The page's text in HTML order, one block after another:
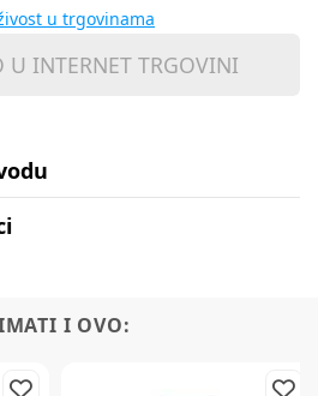
u trgovinama
U INTERNET TRGOVINI
I OVO: